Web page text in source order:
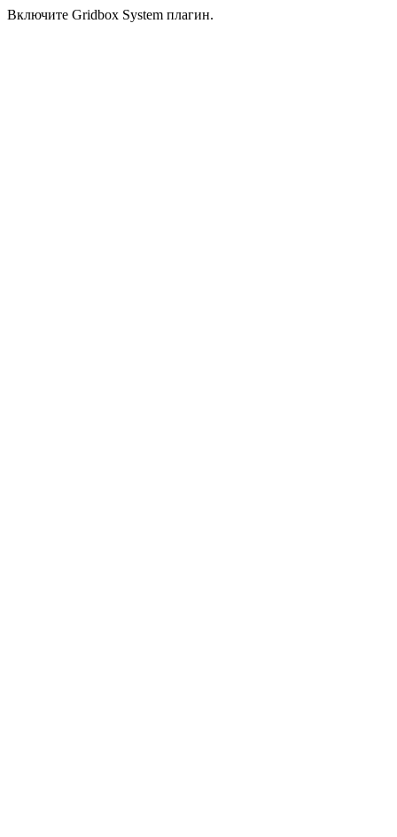
Включите Gridbox System плагин.